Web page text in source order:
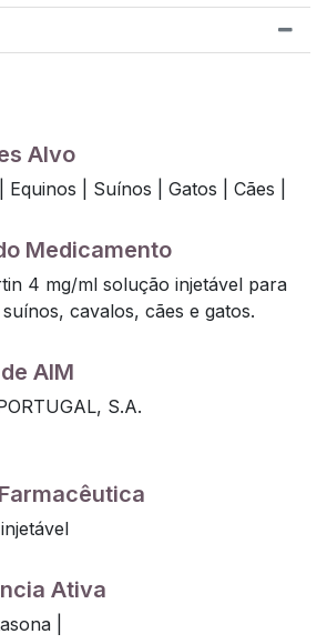
Alvo
Equinos | Suínos | Gatos | Cães |
Medicamento
4 mg/ml solução injetável para
cavalos, cães e gatos.
AIM
S.A.
Ativa
|